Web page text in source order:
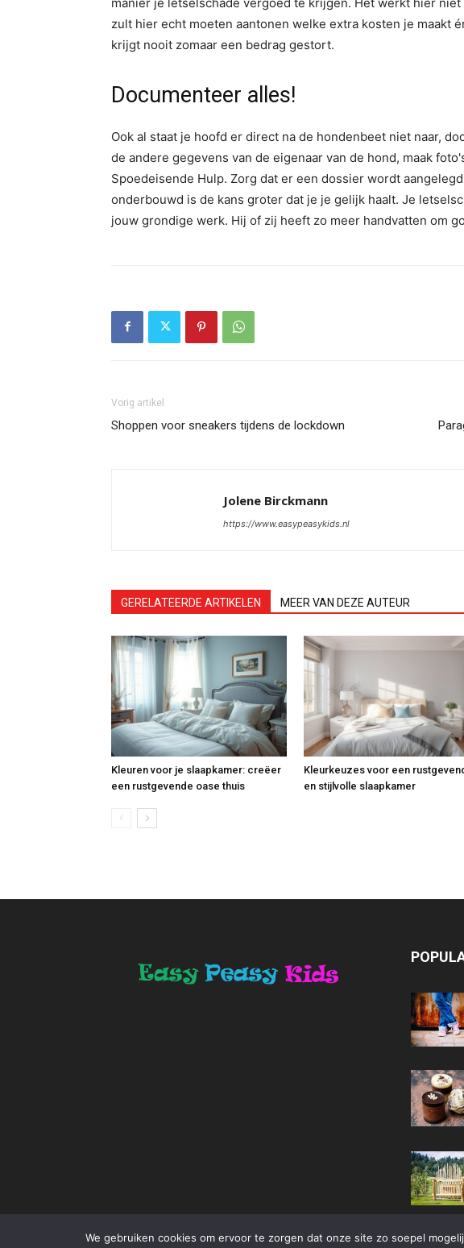
zult hier echt moeten aantonen welke extra kosten je maakt
krijgt nooit zomaar een bedrag gestort.
Documenteer alles!
Ook al staat je hoofd er direct na de hondenbeet niet naar,
de andere gegevens van de eigenaar van de hond, maak
Spoedeisende Hulp. Zorg dat er een dossier wordt
onderbouwd is de kans groter dat je je gelijk haalt. Je
jouw grondige werk. Hij of zij heeft zo meer handvatten om
Vorig artikel
Shoppen voor sneakers tijdens de lockdown
Jolene Birckmann
https://www.easypeasykids.nl
GERELATEERDE ARTIKELEN MEER VAN DEZE AUTEUR
Kleuren voor je slaapkamer: creëer
een rustgevende oase thuis
Kleurkeuzes voor een
en stijlvolle slaapkamer
We gebruiken cookies om ervoor te zorgen dat onze site zo soepel